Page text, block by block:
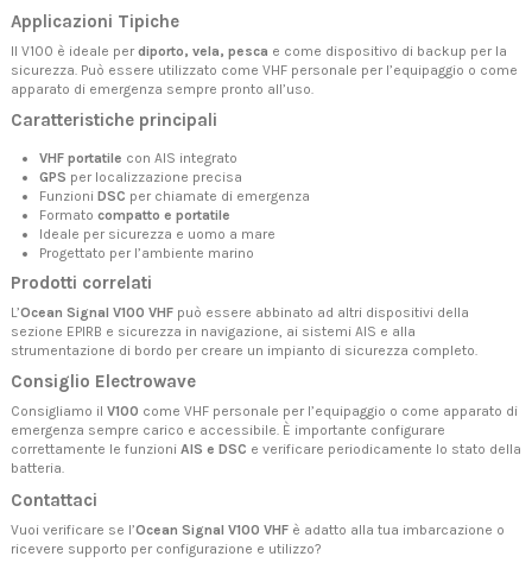
Applicazioni Tipiche
Il V100 è ideale per diporto, vela, pesca e come dispositivo di backup per la
sicurezza. Può essere utilizzato come VHF personale per l’equipaggio o come
apparato di emergenza sempre pronto all’uso.
Caratteristiche principali
VHF portatile con AIS integrato
GPS per localizzazione precisa
Funzioni DSC per chiamate di emergenza
Formato compatto e portatile
Ideale per sicurezza e uomo a mare
Progettato per l’ambiente marino
Prodotti correlati
L’Ocean Signal V100 VHF può essere abbinato ad altri dispositivi della
sezione EPIRB e sicurezza in navigazione , ai sistemi AIS e alla
strumentazione di bordo per creare un impianto di sicurezza completo.
Consiglio Electrowave
Consigliamo il V100 come VHF personale per l’equipaggio o come apparato di
emergenza sempre carico e accessibile. È importante configurare
correttamente le funzioni AIS e DSC e verificare periodicamente lo stato della
batteria.
Contattaci
Vuoi verificare se l’Ocean Signal V100 VHF è adatto alla tua imbarcazione o
ricevere supporto per configurazione e utilizzo?